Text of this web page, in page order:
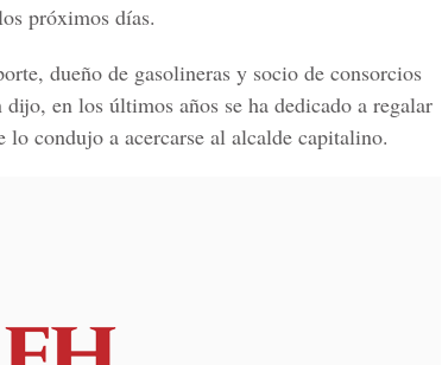
próximos días.
dueño de gasolineras y socio de consorcios
en los últimos años se ha dedicado a regalar
condujo a acercarse al alcalde capitalino.